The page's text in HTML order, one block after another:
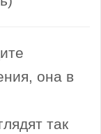
она в
так